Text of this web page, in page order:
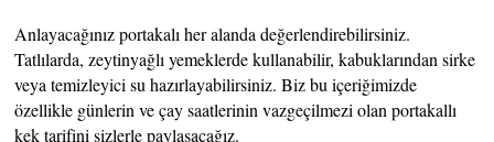
Anlayacağınız portakalı her alanda değerlendirebilirsiniz.
Tatlılarda, zeytinyağlı yemeklerde kullanabilir, kabuklarından sirke
veya temizleyici su hazırlayabilirsiniz. Biz bu içeriğimizde
özellikle günlerin ve çay saatlerinin vazgeçilmezi olan portakallı
kek tarifini sizlerle paylaşacağız.